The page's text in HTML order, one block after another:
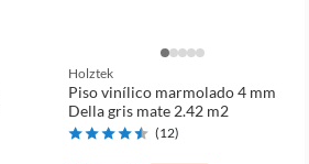
Holztek
Piso vinílico marmolado 4 mm
Della gris mate 2.42 m2
(12)